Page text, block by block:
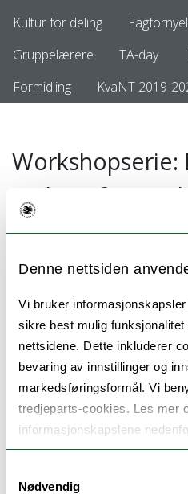
Denne nettsiden
Vi bruker
sikre best mulig
nettsidene. Dette inkluderer
bevaring av innstillinger og
markedsføringsformål. Vi
tredjeparts-cookies. Les mer
informasjonskapslene
Nødvendig
Kultur for deling
Gruppelærere
TA-day
Formidling
KvaNT 2019-
Workshopserie:
verktøy for
undervisning
fagene - Digital
assessment
STEM education
I felles initiativ arrangerte
en workshopserie høsten
kartlegge og definere
undervisning og
n a joint